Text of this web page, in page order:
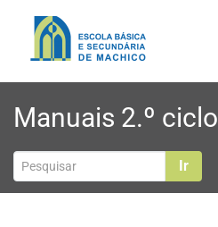
EBSM
Comunidade Educativa
Clubes e projetos
Atualidade
Manuais 2.º ciclo
Ir